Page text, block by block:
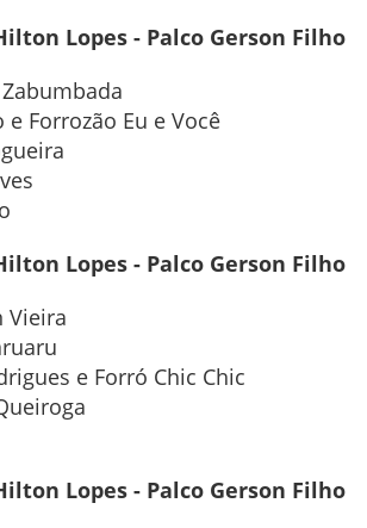
Lopes - Palco Gerson Filho
e Forrozão Eu e Você
Lopes - Palco Gerson Filho
Vieira
e Forró Chic Chic
Lopes - Palco Gerson Filho